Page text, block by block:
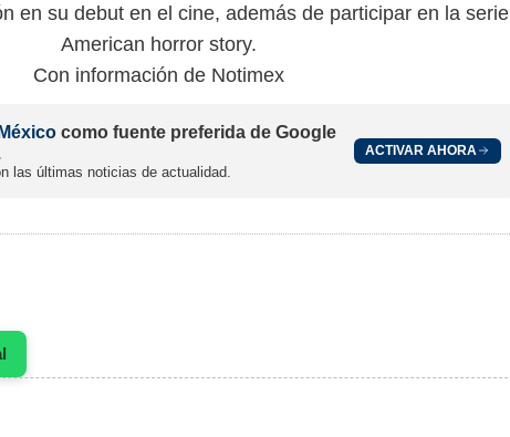
en su debut en el cine, además de participar en la serie
American horror story.
Con información de Notimex
como fuente preferida de Google
las últimas noticias de actualidad.
ACTIVAR AHORA